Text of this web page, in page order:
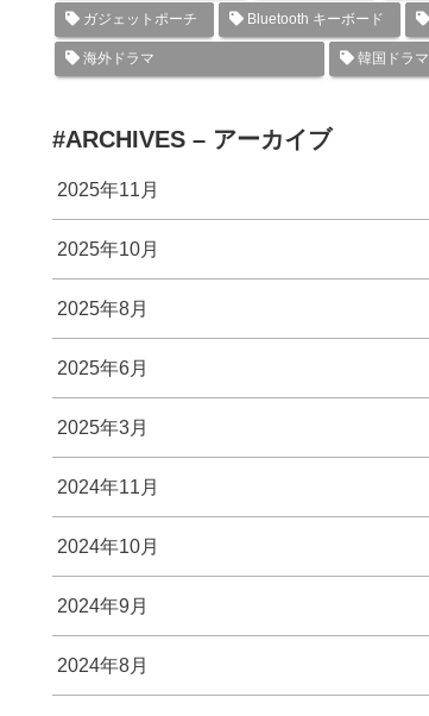
ガジェットポーチ Bluetooth キーボード
海外ドラマ 韓国ドラマ
#ARCHIVES – アーカイブ
2025年11月
2025年10月
2025年8月
2025年6月
2025年3月
2024年11月
2024年10月
2024年9月
2024年8月